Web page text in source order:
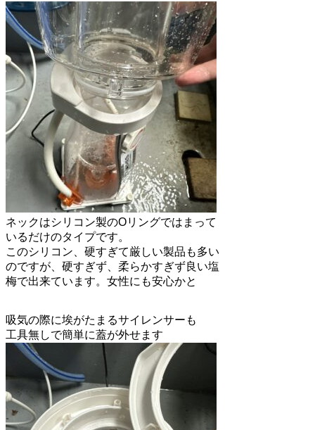
ネックはシリコン製のOリングではまって
いるだけのタイプです。
このシリコン、硬すぎて厳しい製品も多い
のですが、硬すぎず、柔らかすぎず良い塩
梅で出来ています。女性にも安心かと
吸気の際に埃がたまるサイレンサーも
工具無しで簡単に蓋が外せます